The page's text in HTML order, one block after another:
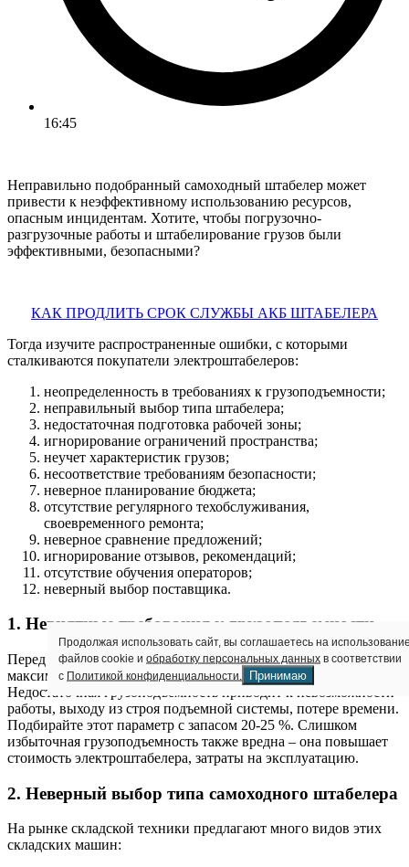
16:45
Неправильно подобранный самоходный штабелер может
привести к неэффективному использованию ресурсов,
опасным инцидентам. Хотите, чтобы погрузочно-
разгрузочные работы и штабелирование грузов были
эффективными, безопасными?
КАК ПРОДЛИТЬ СРОК СЛУЖБЫ АКБ ШТАБЕЛЕРА
Тогда изучите распространенные ошибки, с которыми
сталкиваются покупатели электроштабелеров:
неопределенность в требованиях к грузоподъемности;
неправильный выбор типа штабелера;
недостаточная подготовка рабочей зоны;
игнорирование ограничений пространства;
неучет характеристик грузов;
несоответствие требованиям безопасности;
неверное планирование бюджета;
отсутствие регулярного техобслуживания,
своевременного ремонта;
неверное сравнение предложений;
игнорирование отзывов, рекомендаций;
отсутствие обучения операторов;
неверный выбор поставщика.
1. Невнятные требования к грузоподъемности
Перед покупкой штабелера необходимо ясно определить
максимальный вес грузов, которые требуется поднимать.
Недостаточная грузоподъемность приводит к невозможности
работы, выходу из строя подъемной системы, потере времени.
Подбирайте этот параметр с запасом 20-25 %. Слишком
избыточная грузоподъемность также вредна – она повышает
стоимость электроштабелера, затраты на эксплуатацию.
2. Неверный выбор типа самоходного штабелера
На рынке складской техники предлагают много видов этих
складских машин:
Продолжая использовать сайт, вы соглашаетесь на
файлов cookie и обработку персональных данных в соответствии
с Политикой конфиденциальности. Принимаю